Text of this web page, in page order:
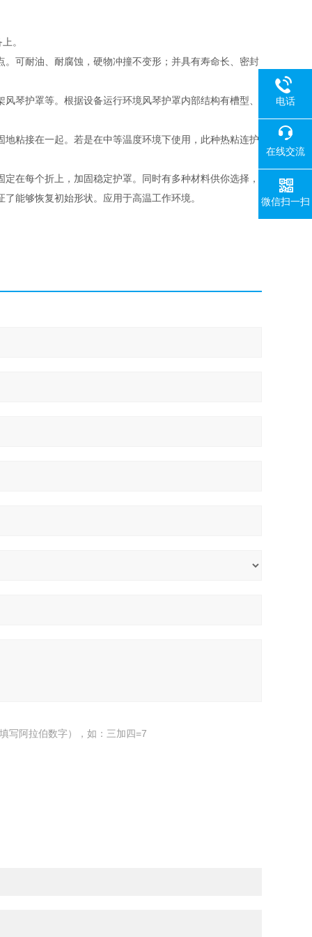
。
可耐油、耐腐蚀，硬物冲撞不变形；并具有寿命长、密封
琴护罩等。根据设备运行环境风琴护罩内部结构有槽型、
粘接在一起。若是在中等温度环境下使用，此种热粘连护
在每个折上，加固稳定护罩。同时有多种材料供你选择，
能够恢复初始形状。应用于高温工作环境。
写阿拉伯数字），如：三加四=7
电话
在线交流
微信扫一扫